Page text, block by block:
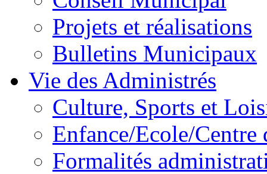
Projets et réalisations
Bulletins Municipaux
Vie des Administrés
Culture, Sports et
Enfance/Ecole/Centre
Formalités